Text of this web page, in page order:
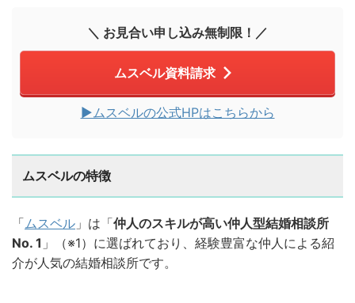
＼ お見合い申し込み無制限！／
ムスベル資料請求
▶︎ムスベルの公式HPはこちらから
ムスベルの特徴
「 ムスベル 」は「仲人のスキルが高い仲人型結婚相談所
No. 1 」（※1）に選ばれており、経験豊富な仲人による紹
介が人気の結婚相談所です。